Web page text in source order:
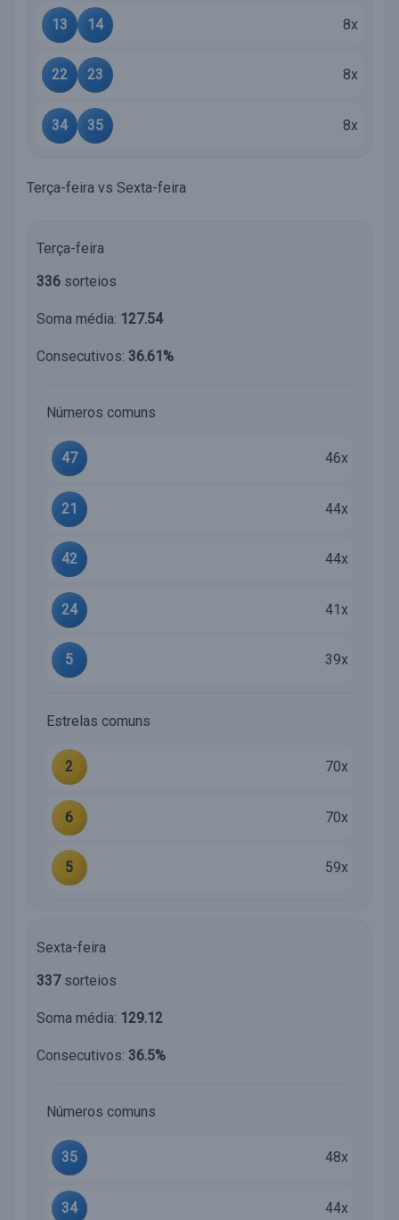
13 14 8x
22 23 8x
34 35 8x
Terça-feira vs Sexta-feira
Terça-feira
336 sorteios
Soma média: 127.54
Consecutivos: 36.61%
Números comuns
47 46x
21 44x
42 44x
24 41x
5 39x
Estrelas comuns
2 70x
6 70x
5 59x
Sexta-feira
337sorteios
Soma média: 129.12
Consecutivos: 36.5%
Números comuns
35 48x
34 44x